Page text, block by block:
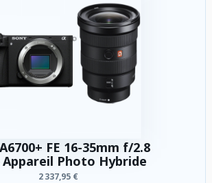
FE 16-35mm f/2.8
Appareil Photo Hybride
2 337,95 €